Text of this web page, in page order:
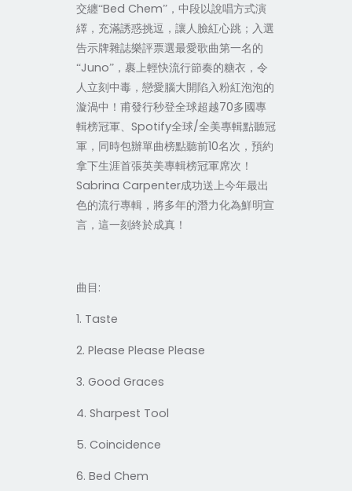
交纏“Bed Chem”，中段以說唱方式演
繹，充滿誘惑挑逗，讓人臉紅心跳；入選
告示牌雜誌樂評票選最愛歌曲第一名的
“Juno”，裹上輕快流行節奏的糖衣，令
人立刻中毒，戀愛腦大開陷入粉紅泡泡的
漩渦中！甫發行秒登全球超越70多國專
輯榜冠軍、 Spotify全球/全美專輯點聽冠
軍，同時包辦單曲榜點聽前10名次，預約
拿下生涯首張英美專輯榜冠軍席次！
Sabrina Carpenter成功送上今年最出
色的流行專輯，將多年的潛力化為鮮明宣
言，這一刻終於成真！
曲目 :
1. Taste
2. Please Please Please
3. Good Graces
4. Sharpest Tool
5. Coincidence
6. Bed Chem